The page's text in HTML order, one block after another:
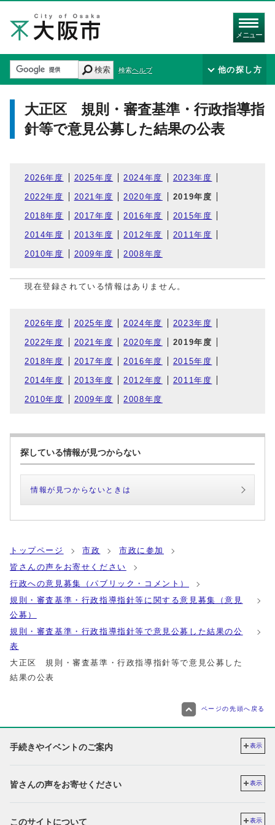
メニュー
検索 検索ヘルプ 他の探し方
大正区 規則・審査基準・行政指導指
針等で意見公募した結果の公表
2026年度 2025年度 2024年度 2023年度
2022年度 2021年度 2020年度 2019年度
2018年度 2017年度 2016年度 2015年度
2014年度 2013年度 2012年度 2011年度
2010年度 2009年度 2008年度
現在登録されている情報はありません。
2026年度 2025年度 2024年度 2023年度
2022年度 2021年度 2020年度 2019年度
2018年度 2017年度 2016年度 2015年度
2014年度 2013年度 2012年度 2011年度
2010年度 2009年度 2008年度
探している情報が見つからない
情報が見つからないときは
トップページ 市政
市政に参加
皆さんの声をお寄せください
行政への意見募集（パブリック・コメント）
規則・審査基準・行政指導指針等に関する意見募集（意見
公募）
規則・審査基準・行政指導指針等で意見公募した結果の公
表
大正区 規則・審査基準・行政指導指針等で意見公募した
結果の公表
ページの先頭へ戻る
手続きやイベントのご案内 表示
皆さんの声をお寄せください 表示
このサイトについて 表示